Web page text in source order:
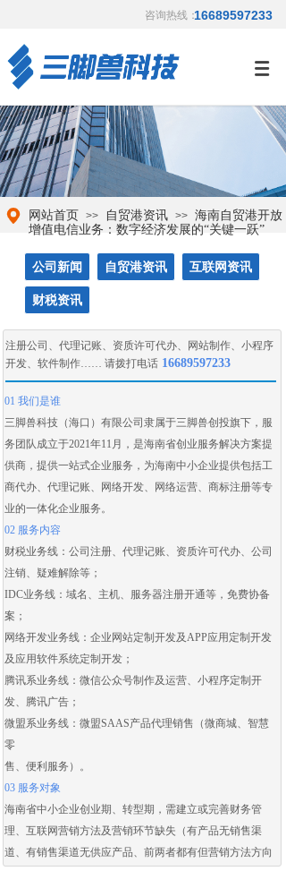
咨询热线：16689597233
网站首页 >> 自贸港资讯 >> 海南自贸港开放
增值电信业务：数字经济发展的“关键一跃”
公司新闻 自贸港资讯 互联网资讯
财税资讯
01 我们是谁
三脚兽科技（海口）有限公司隶属于三脚兽创投旗下，服
务团队成立于2021年11月，是海南省创业服务解决方案提
供商，提供一站式企业服务，为海南中小企业提供包括工
商代办、 代理记账、 网络开发、 网络运营、 商标注册等专
业的一体化企业服务。
02 服务内容
财税业务线： 公司注册、 代理记账、 资质许可代办、 公司
注销、 疑难解除等；
IDC业务线：域名、主机、服务器注册开通等，免费协备
案；
网络开发业务线： 企业网站定制开发及APP应用定制开发
及应用软件系统定制开发 ；
腾讯系业务线：微信公众号制作及运营、 小程序定制开
发、腾讯广告；
微盟系业务线： 微盟SAAS产品代理销售（微商城、智慧
零
售、便利服务）。
03 服务对象
海南省中小企业创业期、转型期，需建立或完善财务管
理、互联网营销方法及营销环节缺失（有产品无销售渠
道、有销售渠道无供应产品、前两者都有但营销方法方向
注册公司 、 代理记账、 资质许可代办、 网站制作、 小程序
开发、 软件制作…… 请拨打电话 16689597233